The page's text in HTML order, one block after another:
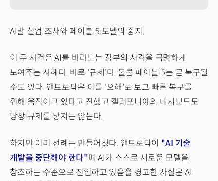
AI발 실업 조사와 페이블 5 모델의 중지.
이 두 사건은 AI를 바라보는 정부의 시각을 극명하게
보여주는 사례다. 바로 '규제'다. 물론 페이블 5는 곧 복구될
수도 있다. 앤트로픽은 이를 '오해'로 보고 빠른 복구를
위해 움직이고 있다고 전했고 캘리포니아의 대시보드도
당장 규제를 낳지는 않는다.
하지만 이미 선례는 만들어졌다. 앤트로픽이 "AI 기술
개발을 중단해야 한다"며 AI가 스스로 새로운 모델을
창조하는 수준으로 진입하고 있음을 경고한 사실은 AI